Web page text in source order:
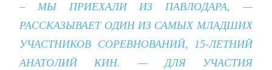
– МЫ ПРИЕХАЛИ ИЗ ПАВЛОДАРА, —
РАССКАЗЫВАЕТ ОДИН ИЗ САМЫХ МЛАДШИХ
УЧАСТНИКОВ СОРЕВНОВАНИЙ, 15-ЛЕТНИЙ
АНАТОЛИЙ КИН. — ДЛЯ УЧАСТИЯ